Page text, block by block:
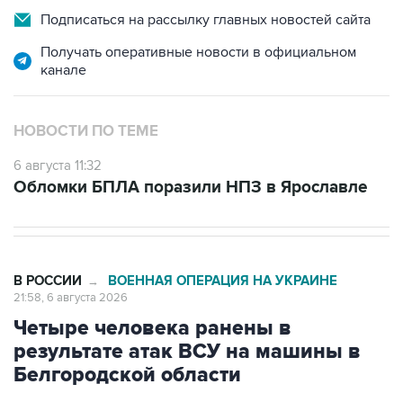
Подписаться на рассылку главных новостей сайта
Получать оперативные новости в официальном
канале
НОВОСТИ ПО ТЕМЕ
6 августа 11:32
Обломки БПЛА поразили НПЗ в Ярославле
В РОССИИ → ВОЕННАЯ ОПЕРАЦИЯ НА УКРАИНЕ
21:58, 6 августа 2026
Четыре человека ранены в
результате атак ВСУ на машины в
Белгородской области